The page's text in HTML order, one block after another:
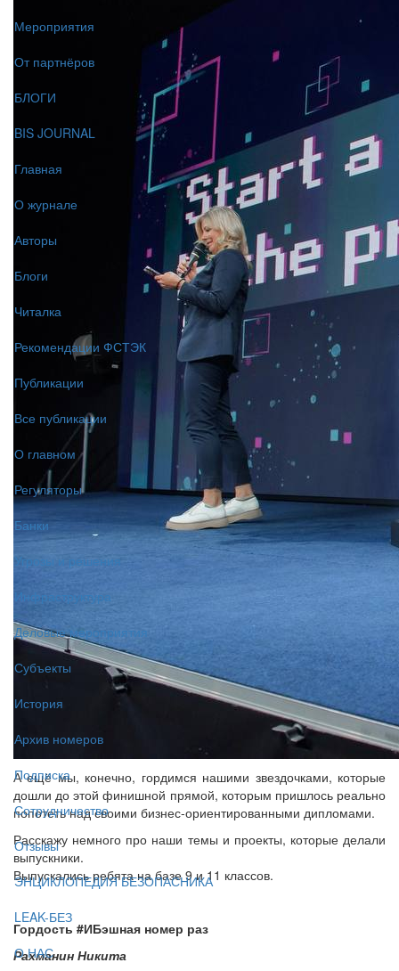
Мероприятия
От партнёров
БЛОГИ
BIS JOURNAL
Главная
О журнале
Авторы
Блоги
Читалка
Рекомендации ФСТЭК
Публикации
Все публикации
О главном
Регуляторы
Банки
Угрозы и решения
Инфраструктура
Деловые мероприятия
Субъекты
История
Архив номеров
Подписка
Сотрудничество
Отзывы
ЭНЦИКЛОПЕДИЯ БЕЗОПАСНИКА
LEAK-БЕЗ
О НАС
А ещё мы, конечно, гордимся нашими звездочками, которые
дошли до этой финишной прямой, которым пришлось реально
попотеть над своими бизнес-ориентированными дипломами.
Расскажу немного про наши темы и проекты, которые делали
выпускники.
Выпускались ребята на базе 9 и 11 классов.
Гордость #ИБэшная номер раз
Рахманин Никита